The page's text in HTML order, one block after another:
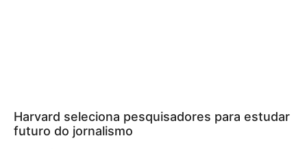
Harvard seleciona pesquisadores para estudar
futuro do jornalismo